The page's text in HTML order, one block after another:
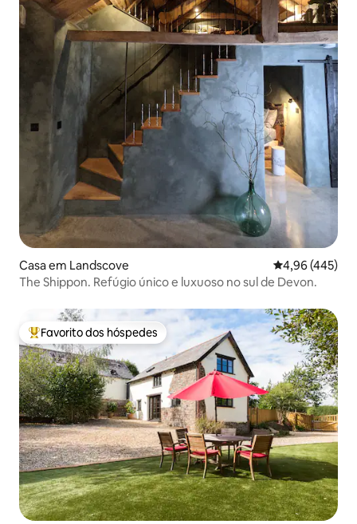
Casa em Landscove Classificação
4,96 (445)
The Shippon. Refúgio único e luxuoso no sul de Devon.
Favoritos dos hóspedes mais apreciados
Favorito dos hóspedes